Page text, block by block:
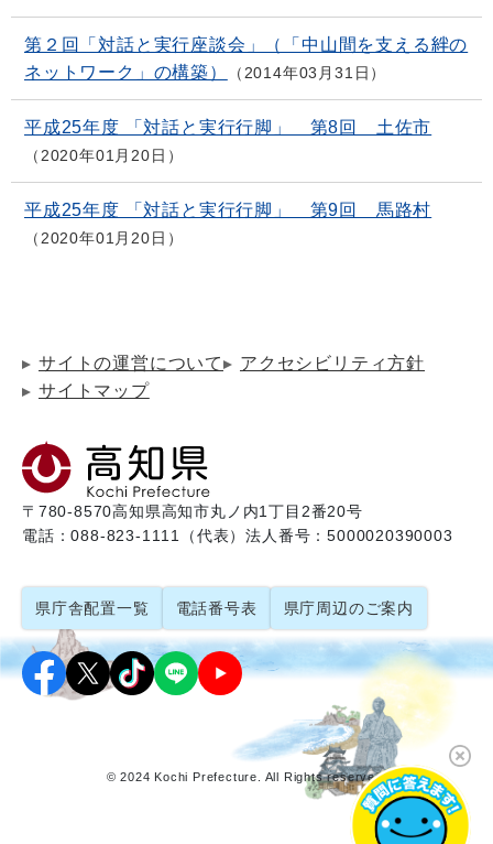
第２回「対話と実行座談会」（「中山間を支える絆の
ネットワーク」の構築）
2014年03月31日
平成25年度 「対話と実行行脚」 第8回 土佐市
2020年01月20日
平成25年度 「対話と実行行脚」 第9回 馬路村
2020年01月20日
サイトの運営について
アクセシビリティ方針
サイトマップ
〒780-8570高知県高知市丸ノ内1丁目2番20号
電話：088-823-1111（代表）法人番号：5000020390003
県庁舎配置一覧 電話番号表 県庁周辺のご案内
© 2024 Kochi Prefecture. All Rights reserved.